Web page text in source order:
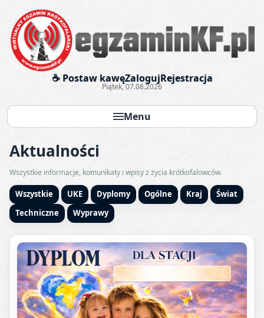
Egzaminy krótkofalarskie
☕ Postaw kawęZalogujRejestracja
Piątek, 07.08.2026
Menu
Aktualności
Wszystkie informacje, komunikaty i wpisy z życia krótkofalowców.
Wszystkie UKE Dyplomy Ogólne Kraj
Świat
Techniczne
Wyprawy